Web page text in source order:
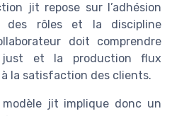
jit repose sur l’adhésion
des rôles et la discipline
doit comprendre
just et la production flux
la satisfaction des clients.
jit implique donc un